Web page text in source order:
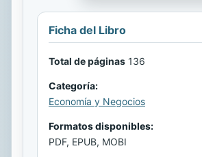
Ficha del Libro
Total de páginas 136
Categoría:
Economía y Negocios
Formatos disponibles:
PDF, EPUB, MOBI